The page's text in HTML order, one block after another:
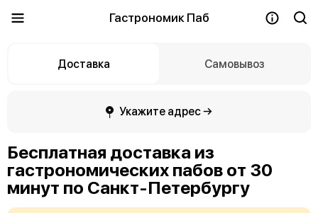
Гастрономик Паб
Доставка Самовывоз
Укажите адрес →
Бесплатная доставка из
гастрономических пабов от 30
минут по Санкт-Петербургу